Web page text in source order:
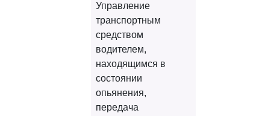
Управление
транспортным
средством
водителем,
находящимся в
состоянии
опьянения,
передача